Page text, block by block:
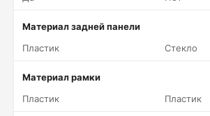
Материал задней панели
Пластик
Стекло
Материал рамки
Пластик
Пластик